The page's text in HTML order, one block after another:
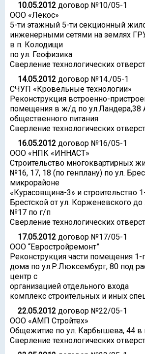
10.05.2012 договор №10/05-1
ООО «Лекос»
5-ти этажный 5-ти секционный
инженерными сетями на землях
в п. Колодищи
по ул. Геофизика
Сверление технологических
14.05.2012 договор №14./05-1
СЧУП «Кровельные технологии»
Реконструкция встроенно-
помещения в ж/д по ул.Ландера,38
общественного питания
Сверление технологических
16.05.2012 договор №16/05-1
ООО «НПК «ИННАСТ»
Строительство многоквартирных
№16, 17, 18 (по генплану) по ул.
микрорайоне
«Курасовщина-3» и строительство
Брестской от ул. Корженевского
№17 по г/п
Сверление технологических
17.05.2012 договор №17/05-1
ООО “Евростройремонт”
Реконструкция части помещения
дома по ул.Р.Люксембург, 80 под
центр с
организацией отдельного входа
комплекс строительных и иных
22.05.2012 договор №22/05-1
ООО «АМП Стройтех»
Общежитие по ул. Карбышева, 44 в
Сверление технологических